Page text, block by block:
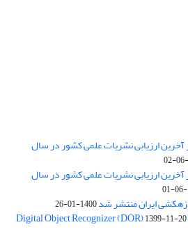
آخرین ارزیابی نشریات علمی کشور در سال
آخرین ارزیابی نشریات علمی کشور در سال
1400-01-26
1399-11-20